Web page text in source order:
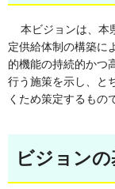
本ビジョンは、本
定供給体制の構築に
的機能の持続的かつ
行う施策を示し、と
くため策定するもの
ビジョン